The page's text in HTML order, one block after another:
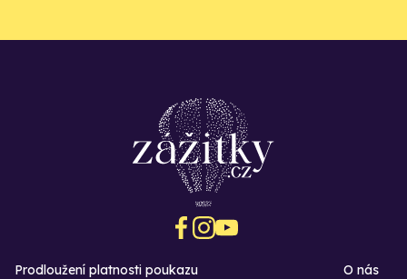
Prodloužení platnosti poukazu
O nás